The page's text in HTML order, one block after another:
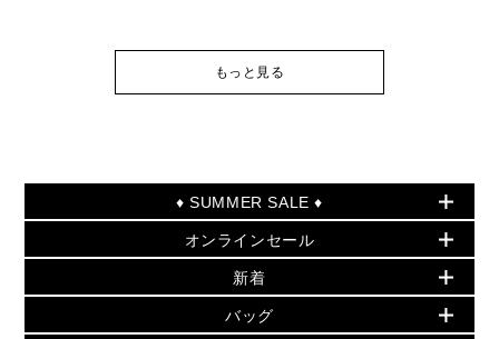
もっと見る
♦ SUMMER SALE ♦
セールおすすめアイテム
▶ ウィメンズ
バッグ
オンラインセール
PRODUCT OF THE MONTH - 今月の特別価格
再値下げアイテム
新着
夏のスタイル
バッグ